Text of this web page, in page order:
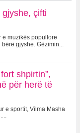
çifti
e muzikës popullore
gjyshe. Gëzimin...
shpirtin”,
për herë të
e sportit, Vilma Masha